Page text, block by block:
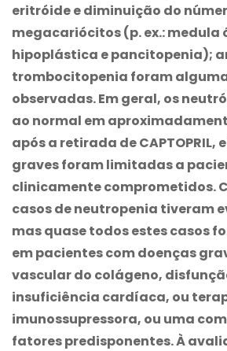
eritróide e diminuição do
megacariócitos (p. ex.: medula
hipoplástica e pancitopenia);
trombocitopenia foram
observadas. Em geral, os
ao normal em
após a retirada de CAPTOPRIL,
graves foram limitadas a
clinicamente comprometidos.
casos de neutropenia tiveram
mas quase todos estes casos
em pacientes com doenças
vascular do colágeno,
insuficiência cardíaca, ou
imunossupressora, ou uma
fatores predisponentes. À